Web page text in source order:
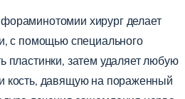
хирург делает
с помощью специального
пластинки, затем удаляет любую
кость, давящую на пораженный